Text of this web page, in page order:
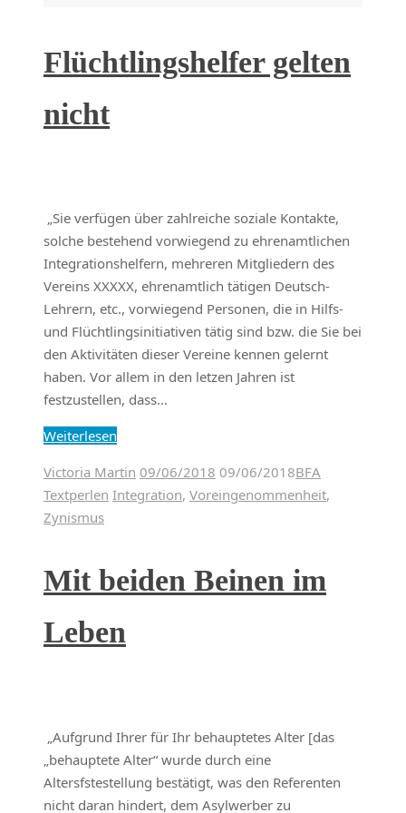
Flüchtlingshelfer gelten
nicht
„Sie verfügen über zahlreiche soziale Kontakte,
solche bestehend vorwiegend zu ehrenamtlichen
Integrationshelfern, mehreren Mitgliedern des
Vereins XXXXX, ehrenamtlich tätigen Deutsch-
Lehrern, etc., vorwiegend Personen, die in Hilfs-
und Flüchtlingsinitiativen tätig sind bzw. die Sie bei
den Aktivitäten dieser Vereine kennen gelernt
haben. Vor allem in den letzen Jahren ist
festzustellen, dass…
Weiterlesen
Victoria Martin 09/06/2018 09/06/2018BFA
Textperlen Integration, Voreingenommenheit,
Zynismus
Mit beiden Beinen im
Leben
„Aufgrund Ihrer für Ihr behauptetes Alter [das
„behauptete Alter“ wurde durch eine
Altersfstestellung bestätigt, was den Referenten
nicht daran hindert, dem Asylwerber zu